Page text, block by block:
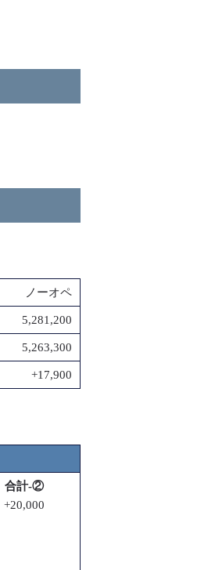
ノーオペ
5,281,200
5,263,300
+17,900
合計-②
+20,000